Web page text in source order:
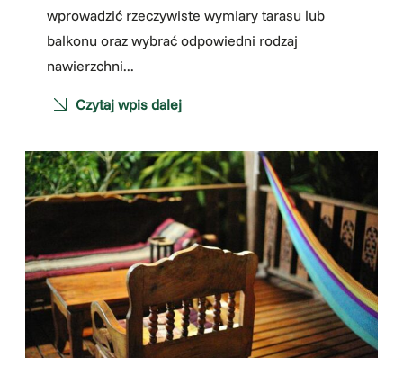
wprowadzić rzeczywiste wymiary tarasu lub
balkonu oraz wybrać odpowiedni rodzaj
nawierzchni...
Czytaj wpis dalej